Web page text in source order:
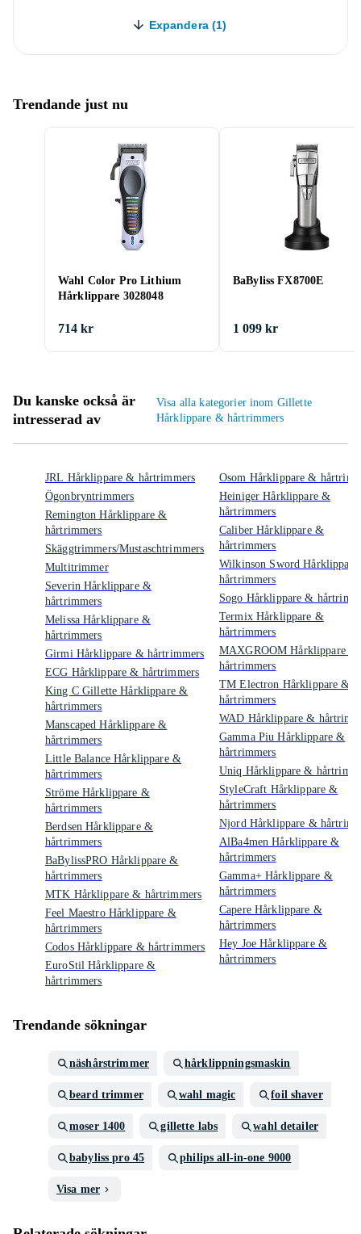
Expandera (1)
Trendande just nu
Wahl Color Pro Lithium
Hårklippare 3028048
714 kr
BaByliss FX8700E
1 099 kr
Du kanske också är
intresserad av
Visa alla kategorier inom Gillette
Hårklippare & hårtrimmers
JRL Hårklippare & hårtrimmers
Ögonbryntrimmers
Remington Hårklippare &
hårtrimmers
Skäggtrimmers/Mustaschtrimmers
Multitrimmer
Severin Hårklippare &
hårtrimmers
Melissa Hårklippare &
hårtrimmers
Girmi Hårklippare & hårtrimmers
ECG Hårklippare & hårtrimmers
King C Gillette Hårklippare &
hårtrimmers
Manscaped Hårklippare &
hårtrimmers
Little Balance Hårklippare &
hårtrimmers
Ströme Hårklippare &
hårtrimmers
Berdsen Hårklippare &
hårtrimmers
BaBylissPRO Hårklippare &
hårtrimmers
MTK Hårklippare & hårtrimmers
Feel Maestro Hårklippare &
hårtrimmers
Codos Hårklippare & hårtrimmers
EuroStil Hårklippare &
hårtrimmers
Osom Hårklippare &
Heiniger Hårklippare &
hårtrimmers
Caliber Hårklippare &
hårtrimmers
Wilkinson Sword
hårtrimmers
Sogo Hårklippare &
Termix Hårklippare &
hårtrimmers
MAXGROOM Hårklippare &
hårtrimmers
TM Electron Hårklippare &
hårtrimmers
WAD Hårklippare &
Gamma Piu Hårklippare &
hårtrimmers
Uniq Hårklippare &
StyleCraft Hårklippare &
hårtrimmers
Njord Hårklippare &
AlBa4men Hårklippare &
hårtrimmers
Gamma+ Hårklippare &
hårtrimmers
Capere Hårklippare &
hårtrimmers
Hey Joe Hårklippare &
hårtrimmers
Trendande sökningar
näshårstrimmer hårklippningsmaskin
beard trimmer wahl magic foil shaver
moser 1400 gillette labs wahl detailer
babyliss pro 45 philips all-in-one 9000
Visa mer